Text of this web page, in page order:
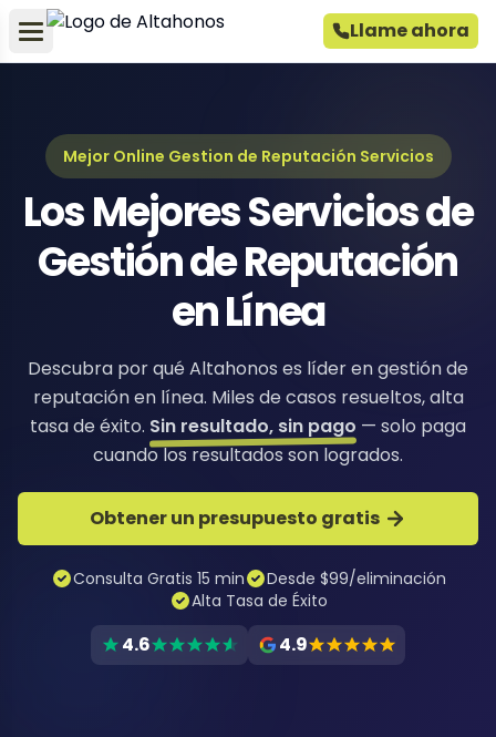
Llame ahora
Mejor Online Gestion de Reputación Servicios
Los Mejores Servicios de
Gestión de Reputación
en Línea
Descubra por qué Altahonos es líder en gestión de
reputación en línea. Miles de casos resueltos, alta
tasa de éxito. Sin resultado, sin pago — solo paga
cuando los resultados son logrados.
Obtener un presupuesto gratis
Consulta Gratis 15 min
Desde $99/eliminación
Alta Tasa de Éxito
4.6 4.9